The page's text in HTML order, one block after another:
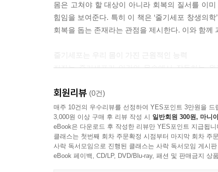
줄기세포가 보내는 신호는 혈관 내피 기능을 돕고
기여한다. 그 결과 몸은 갑자기 힘이 솟기보다 덜
이 리바이탈라이제이션의 과학적 실체이며, 전신
지 않으신다. 오히려 그 생명이 다시 무너지지 않
다. 이것이 바로 새롭게 빚으시는 사랑이며, 회복
--- p.79
줄기세포 치료에서 가장 중요한 것은 ‘어디에 넣느
부른다. 어려운 말 같지만 뜻은 단순하다. 줄기세
몸은 고쳐야 할 대상이 아니라 회복의 질서를 이
힘임을 보여준다. 특히 이 책은 ‘줄기세포 창생의
회복을 돕는 존재라는 관점을 제시한다. 이와 함
저자는 줄기세포가 인간의 몸속에서 작동하는
작동하는지 알려준다. 이를 간략하게 설명하면 다
R4
리제너레이션(Regeneration, 건강한 세포를 다시
새로운 것을 만들어 붙이는 것이 아니라 이미 존
회원리뷰 (0건)
매주 10건의 우수리뷰를 선정하여 YES포인트 3만원을 드
3,000원 이상 구매 후 리뷰 작성 시 일반회원 300원, 마니
eBook은 다운로드 후 작성한 리뷰만 YES포인트 지급됩니
클래스는 첫번째 회차 주문확정 시점부터 마지막 회차 주
사락 독서모임으로 진행된 클래스는 사락 독서모임 게시
eBook 페이백, CD/LP, DVD/Blu-ray, 패션 및 판매금지 상